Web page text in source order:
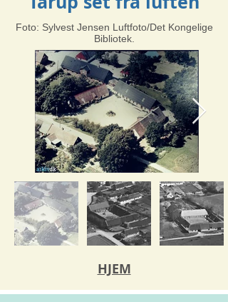
Foto: Sylvest Jensen Luftfoto/Det Kongelige
Bibliotek.
HJEM